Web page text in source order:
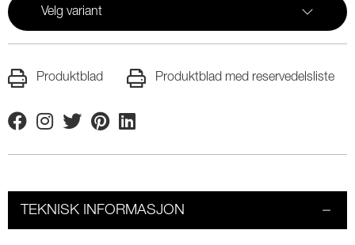
Velg variant
Produktblad Produktblad med reservedelsliste
FacebookInstagram
TwitterPinterestLinkedin
TEKNISK INFORMASJON